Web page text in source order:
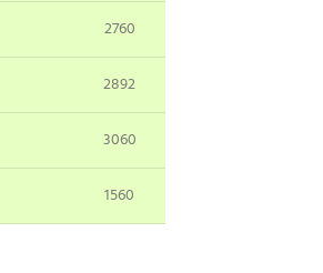
2760
2892
3060
1560